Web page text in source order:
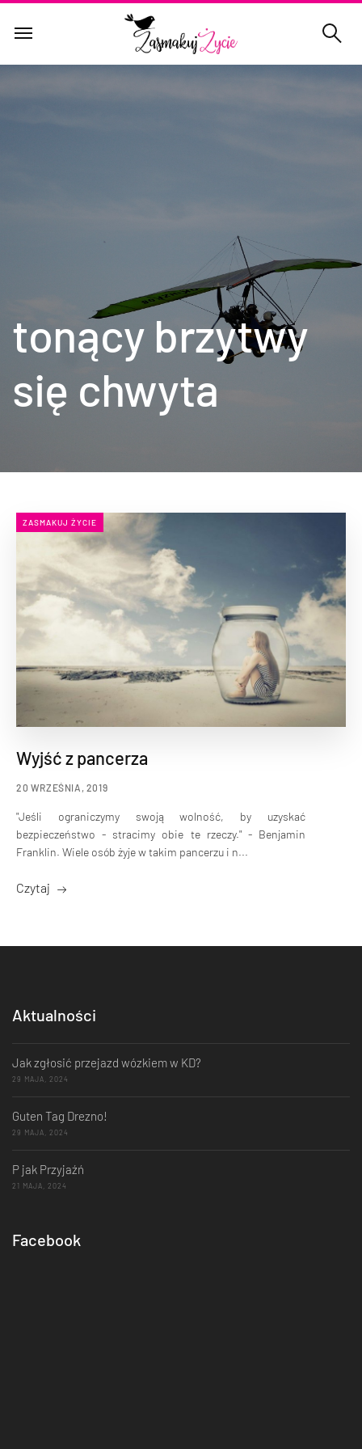
tonący brzytwy
się chwyta
ZASMAKUJ ŻYCIE
Wyjść z pancerza
20 WRZEŚNIA, 2019
"Jeśli ograniczymy swoją wolność, by uzyskać
bezpieczeństwo - stracimy obie te rzeczy." - Benjamin
Franklin. Wiele osób żyje w takim pancerzu i n...
Czytaj
Aktualności
Jak zgłosić przejazd wózkiem w KD?
29 MAJA, 2024
Guten Tag Drezno!
29 MAJA, 2024
P jak Przyjaźń
21 MAJA, 2024
Facebook